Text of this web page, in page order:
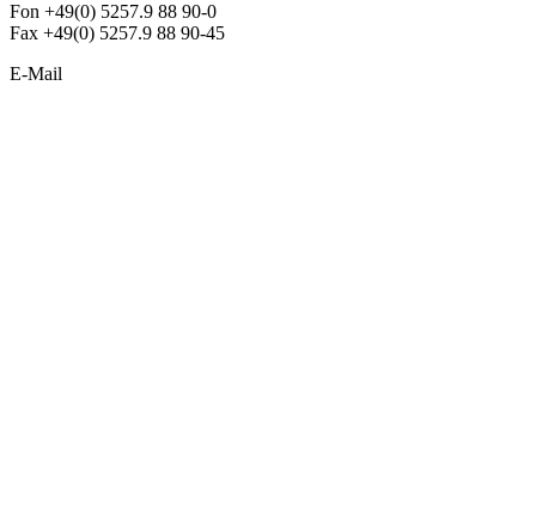
Fon +49(0) 5257.9 88 90-0
Fax +49(0) 5257.9 88 90-45
E-Mail